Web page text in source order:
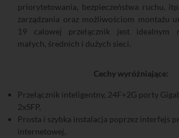
priorytetowania, bezpieczeństwa ruchu,
zarządzania oraz możliwościom montażu
19 calowej przełącznik jest idealnym
małych, średnich i dużych sieci.
Cechy wyróżniające:
Przełącznik inteligentny, 24F+2G porty
2xSFP,
Prosta i szybka instalacja poprzez interfejs
internetowej,